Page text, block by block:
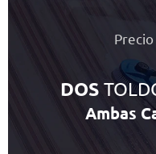
DOS
Ambas